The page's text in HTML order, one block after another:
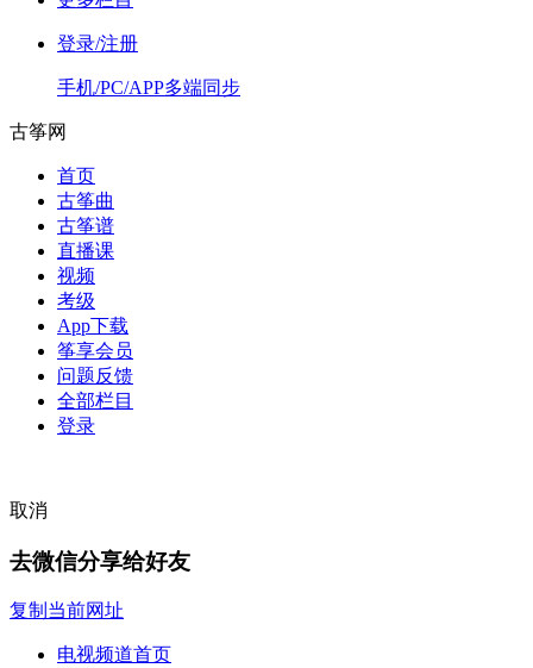
登录/注册
手机/PC/APP多端同步
古筝网
首页
古筝曲
古筝谱
直播课
视频
考级
App下载
筝享会员
问题反馈
全部栏目
登录
取消
去微信分享给好友
复制当前网址
电视频道首页